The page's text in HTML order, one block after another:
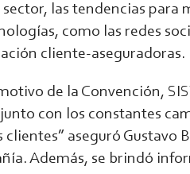
las tendencias para
como las redes
cliente-aseguradoras.
de la Convención,
con los constantes
clientes” aseguró
Además, se brindó